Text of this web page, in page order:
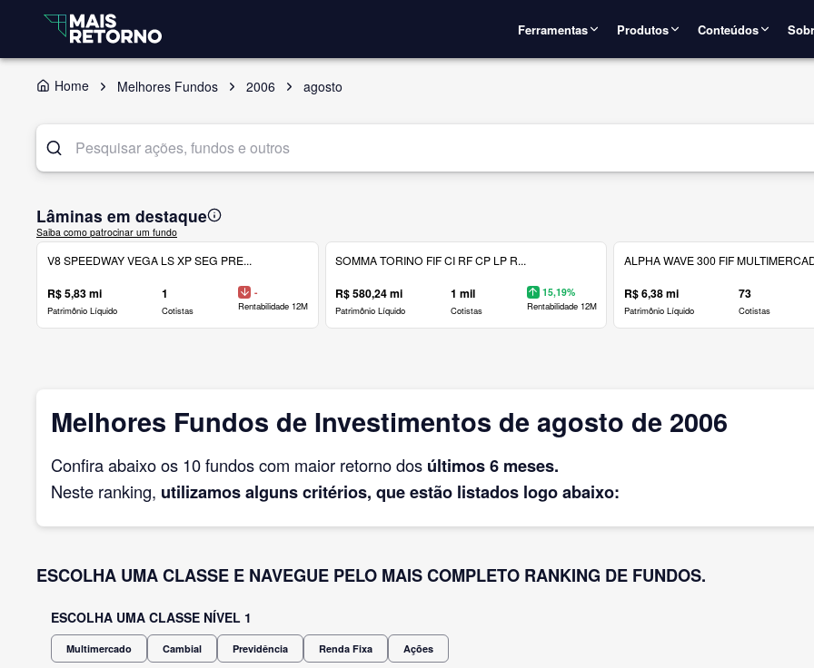
Ferramentas Produtos Conteúdos
Home Melhores Fundos 2006 agosto
Lâminas em destaque
Saiba como patrocinar um fundo
V8 SPEEDWAY VEGA LS XP SEG PRE...
R$ 5,83 mi
Patrimônio Líquido
1
Cotistas
-
Rentabilidade 12M
SOMMA TORINO FIF CI RF CP LP R...
R$ 580,24 mi
Patrimônio Líquido
1 mil
Cotistas
15,19%
Rentabilidade 12M
ALPHA WAVE 300 FIF
R$ 6,38 mi
Patrimônio Líquido
73
Cotistas
Melhores Fundos de Investimentos de agosto de 2006
Confira abaixo os 10 fundos com maior retorno dos últimos 6 meses.
Neste ranking, utilizamos alguns critérios, que estão listados logo abaixo:
ESCOLHA UMA CLASSE E NAVEGUE PELO MAIS COMPLETO RANKING DE FUNDOS.
ESCOLHA UMA CLASSE NÍVEL 1
Multimercado Cambial Previdência Renda Fixa Ações